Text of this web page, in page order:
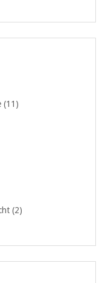
(11)
(2)